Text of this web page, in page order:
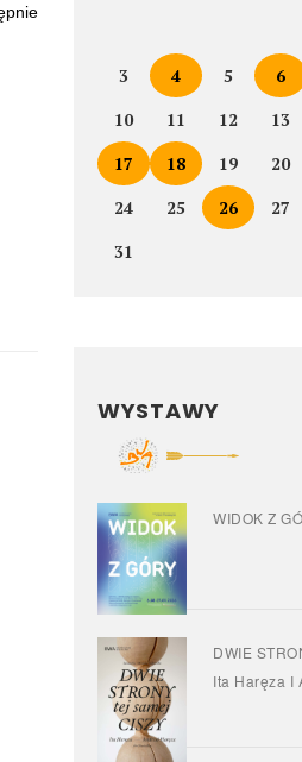
3
4 5 6
10
11 12 13
17
18 19 20
24
25 26 27
31
WYSTAWY
WIDOK Z
DWIE
Ita Haręza I